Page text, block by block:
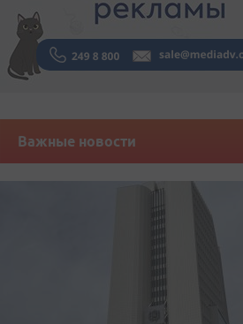
Важные новости